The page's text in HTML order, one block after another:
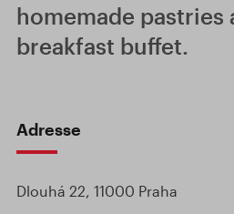
homemade pastries
breakfast buffet.
Adresse
Dlouhá 22, 11000 Praha